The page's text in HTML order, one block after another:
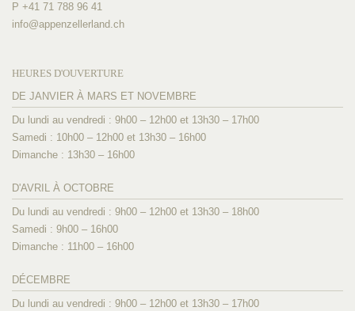
P +41 71 788 96 41
info@appenzellerland.ch
HEURES D'OUVERTURE
DE JANVIER À MARS ET NOVEMBRE
Du lundi au vendredi : 9h00 – 12h00 et 13h30 – 17h00
Samedi : 10h00 – 12h00 et 13h30 – 16h00
Dimanche : 13h30 – 16h00
D'AVRIL À OCTOBRE
Du lundi au vendredi : 9h00 – 12h00 et 13h30 – 18h00
Samedi : 9h00 – 16h00
Dimanche : 11h00 – 16h00
DÉCEMBRE
Du lundi au vendredi : 9h00 – 12h00 et 13h30 – 17h00